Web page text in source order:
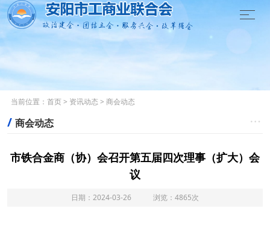

当前位置： 首页> 资讯动态 > 商会动态
/ 商会动态 
市铁合金商（协）会召开第五届四次理事（扩大）会
议
日期：2024-03-26 浏览：4865次